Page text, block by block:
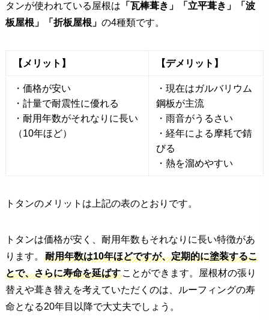
タンが使われている屋根は 「瓦棒葺き」「立平葺き」「波
板屋根」「折板屋根」 の4種類です。
【メリット】 【デメリット】
・価格が安い
・計量で耐震性に優れる
・耐用年数がそれなりに長い
（10年ほど）
・現在はガルバリウム
鋼板が主流
・雨音がうるさい
・経年による摩耗で錆
びる
・熱を溜めやすい
トタンのメリットは上記の表のとおりです。
トタンは価格が安く、耐用年数もそれなりに長い特徴があ
ります。
耐用年数は10年ほどですが、定期的に塗装するこ
とで、さらに寿命を延ばすことができます。屋根材の張り
替えや葺き替えを考えていただくのは、ルーフィングの寿
命となる20年目以降で大丈夫でしょう。